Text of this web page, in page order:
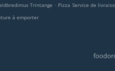
Trintange . Pizza Service de
à emporter